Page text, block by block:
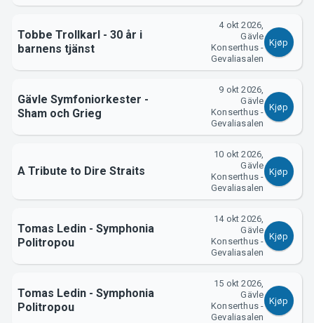
Tobbe Trollkarl - 30 år i
barnens tjänst
4 okt 2026,
Gävle
Konserthus -
Gevaliasalen
Kjøp
Gävle Symfoniorkester -
Sham och Grieg
9 okt 2026,
Gävle
Konserthus -
Gevaliasalen
Kjøp
A Tribute to Dire Straits
10 okt 2026,
Gävle
Konserthus -
Gevaliasalen
Kjøp
Tomas Ledin - Symphonia
Politropou
14 okt 2026,
Gävle
Konserthus -
Gevaliasalen
Kjøp
Tomas Ledin - Symphonia
Politropou
15 okt 2026,
Gävle
Konserthus -
Gevaliasalen
Kjøp